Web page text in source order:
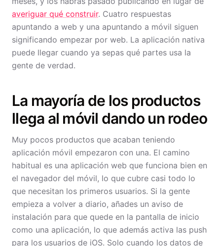
averiguar qué construir. Cuatro respuestas
apuntando a web y una apuntando a móvil siguen
significando empezar por web. La aplicación nativa
puede llegar cuando ya sepas qué partes usa la
gente de verdad.
La mayoría de los productos
llega al móvil dando un rodeo
Muy pocos productos que acaban teniendo
aplicación móvil empezaron con una. El camino
habitual es una aplicación web que funciona bien en
el navegador del móvil, lo que cubre casi todo lo
que necesitan los primeros usuarios. Si la gente
empieza a volver a diario, añades un aviso de
instalación para que quede en la pantalla de inicio
como una aplicación, lo que además activa las push
para los usuarios de iOS. Solo cuando los datos de